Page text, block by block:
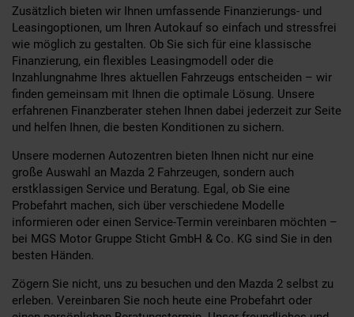
Zusätzlich bieten wir Ihnen umfassende Finanzierungs- und
Leasingoptionen, um Ihren Autokauf so einfach und stressfrei
wie möglich zu gestalten. Ob Sie sich für eine klassische
Finanzierung, ein flexibles Leasingmodell oder die
Inzahlungnahme Ihres aktuellen Fahrzeugs entscheiden – wir
finden gemeinsam mit Ihnen die optimale Lösung. Unsere
erfahrenen Finanzberater stehen Ihnen dabei jederzeit zur Seite
und helfen Ihnen, die besten Konditionen zu sichern.
Unsere modernen Autozentren bieten Ihnen nicht nur eine
große Auswahl an Mazda 2 Fahrzeugen, sondern auch
erstklassigen Service und Beratung. Egal, ob Sie eine
Probefahrt machen, sich über verschiedene Modelle
informieren oder einen Service-Termin vereinbaren möchten –
bei MGS Motor Gruppe Sticht GmbH & Co. KG sind Sie in den
besten Händen.
Zögern Sie nicht, uns zu besuchen und den Mazda 2 selbst zu
erleben. Vereinbaren Sie noch heute eine Probefahrt oder